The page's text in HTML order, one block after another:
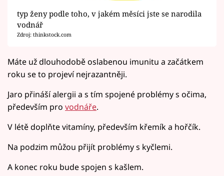
typ ženy podle toho, v jakém měsíci jste se narodila
vodnář
Zdroj: thinkstock.com
Máte už dlouhodobě oslabenou imunitu a začátkem
roku se to projeví nejrazantněji.
Jaro přináší alergii a s tím spojené problémy s očima,
především pro vodnáře.
V létě doplňte vitamíny, především křemík a hořčík.
Na podzim můžou přijít problémy s kyčlemi.
A konec roku bude spojen s kašlem.